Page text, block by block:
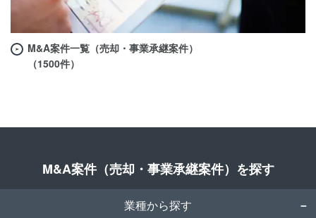
M&A案件一覧（売却・事業承継案件）
（1500件）
M&A案件（売却・事業承継案件）を探す
業種から探す